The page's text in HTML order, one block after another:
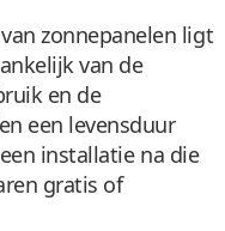
zonnepanelen ligt
van de
en de
een levensduur
installatie na die
gratis of